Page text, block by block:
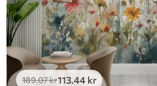
189.07kr113.44 kr